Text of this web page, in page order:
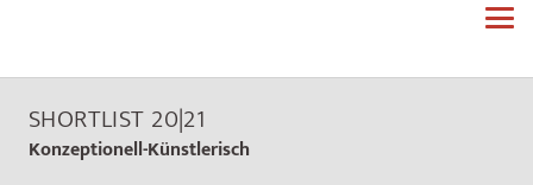
SHORTLIST 20|21
Konzeptionell-Künstlerisch